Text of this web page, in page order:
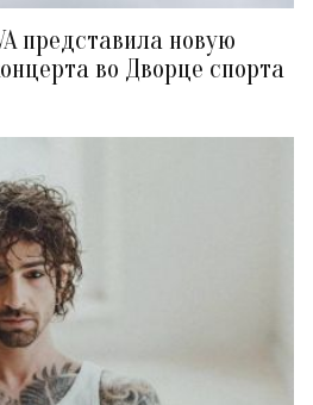
представила новую
во Дворце спорта